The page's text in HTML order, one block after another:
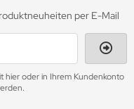
per E-Mail
hier oder in Ihrem Kundenkonto